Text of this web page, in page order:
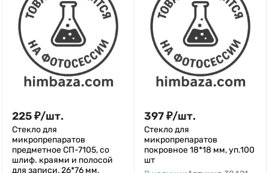
225₽/шт.
Стекло для
микропрепаратов
предметное СП-7105, со
шлиф. краями и полосой
для записи, 26*76 мм,
397₽/шт.
Стекло для
микропрепаратов
покровное 18*18 мм, уп.100
шт